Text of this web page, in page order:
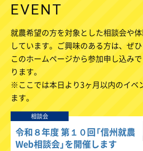
EVENT
就農希望の方を対象とした相談会や
しています。ご興味のある方は、ぜ
このホームページから参加申し込み
ります。
※ここでは本日より3ヶ月以内のイベ
ます。
相談会
令和８年度 第１０回「信州就農
Web相談会」を開催します